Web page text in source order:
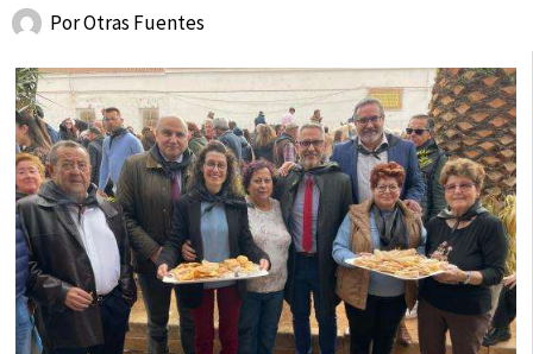
PorOtras Fuentes